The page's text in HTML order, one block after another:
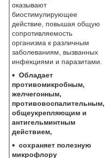
оказывают
биостимулирующее
действие, повышая общую
сопротивляемость
организма к различным
заболеваниям, вызванных
инфекциями и паразитами.
Обладает
противомикробным,
желчегонным,
противовоспалительным,
общеукрепляющим и
антигельминтным
действием,
сохраняет полезную
микрофлору